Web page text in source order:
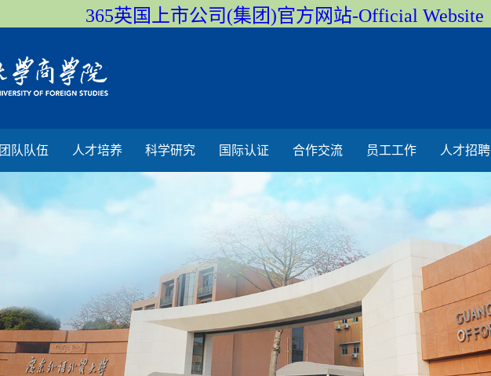
365英国上市公司(集团)官方网站-Official Website
团队队伍 人才培养 科学研究 国际认证 合作交流 员工工作 人才招聘